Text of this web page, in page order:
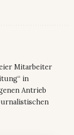
Mitarbeiter
in
Antrieb